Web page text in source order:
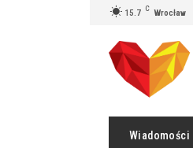
15.7 C Wrocław
Wiadomości